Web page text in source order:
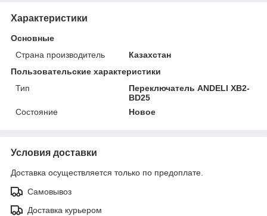
Характеристики
Основные
Страна производитель
Казахстан
Пользовательские характеристики
Тип
Переключатель ANDELI XB2-
BD25
Состояние
Новое
Условия доставки
Доставка осуществляется только по предоплате.
Самовывоз
Доставка курьером